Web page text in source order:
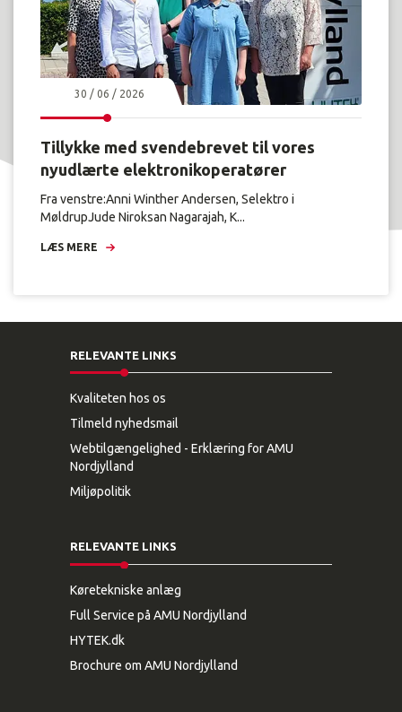
30 / 06 / 2026
Tillykke med svendebrevet til vores
nyudlærte elektronikoperatører
Fra venstre:Anni Winther Andersen, Selektro i
MøldrupJude Niroksan Nagarajah, K...
LÆS MERE
RELEVANTE LINKS
Kvaliteten hos os
Tilmeld nyhedsmail
Webtilgængelighed - Erklæring for AMU
Nordjylland
Miljøpolitik
RELEVANTE LINKS
Køretekniske anlæg
Full Service på AMU Nordjylland
HYTEK.dk
Brochure om AMU Nordjylland